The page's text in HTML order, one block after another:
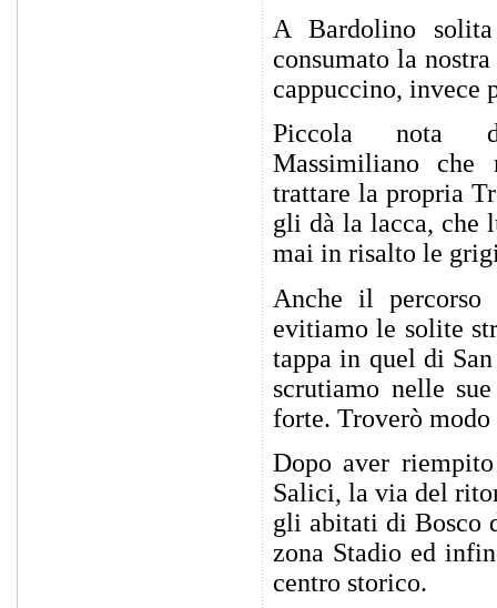
A Bardolino
consumato la
cappuccino, invece
Piccola nota
Massimiliano
trattare la propria
gli dà la lacca, che
mai in risalto le
Anche il
evitiamo le solite
tappa in quel di
scrutiamo nelle
forte. Troverò
Dopo aver
Salici, la via del
gli abitati di Bosco
zona Stadio ed
centro storico.